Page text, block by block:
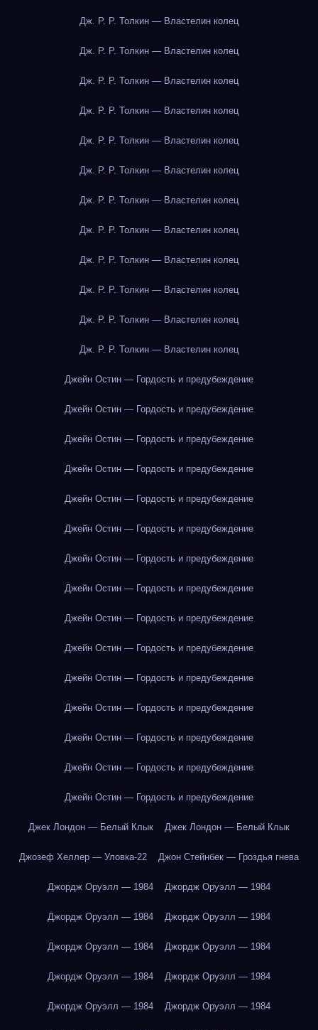
Дж. Р. Р. Толкин — Властелин колец
Дж. Р. Р. Толкин — Властелин колец
Дж. Р. Р. Толкин — Властелин колец
Дж. Р. Р. Толкин — Властелин колец
Дж. Р. Р. Толкин — Властелин колец
Дж. Р. Р. Толкин — Властелин колец
Дж. Р. Р. Толкин — Властелин колец
Дж. Р. Р. Толкин — Властелин колец
Дж. Р. Р. Толкин — Властелин колец
Дж. Р. Р. Толкин — Властелин колец
Дж. Р. Р. Толкин — Властелин колец
Дж. Р. Р. Толкин — Властелин колец
Джейн Остин — Гордость и предубеждение
Джейн Остин — Гордость и предубеждение
Джейн Остин — Гордость и предубеждение
Джейн Остин — Гордость и предубеждение
Джейн Остин — Гордость и предубеждение
Джейн Остин — Гордость и предубеждение
Джейн Остин — Гордость и предубеждение
Джейн Остин — Гордость и предубеждение
Джейн Остин — Гордость и предубеждение
Джейн Остин — Гордость и предубеждение
Джейн Остин — Гордость и предубеждение
Джейн Остин — Гордость и предубеждение
Джейн Остин — Гордость и предубеждение
Джейн Остин — Гордость и предубеждение
Джейн Остин — Гордость и предубеждение
Джек Лондон — Белый Клык Джек Лондон — Белый Клык
Джозеф Хеллер — Уловка-22 Джон Стейнбек — Гроздья гнева
Джордж Оруэлл — 1984 Джордж Оруэлл — 1984
Джордж Оруэлл — 1984 Джордж Оруэлл — 1984
Джордж Оруэлл — 1984 Джордж Оруэлл — 1984
Джордж Оруэлл — 1984 Джордж Оруэлл — 1984
Джордж Оруэлл — 1984 Джордж Оруэлл — 1984